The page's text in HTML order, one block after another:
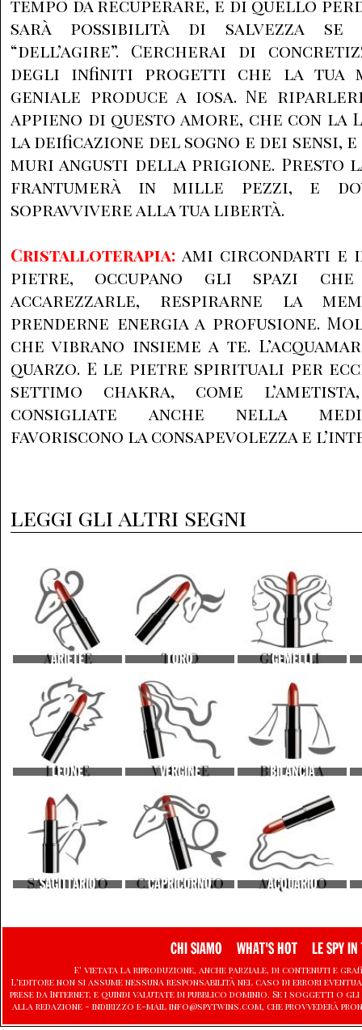
tempo da recuperare, e di quello
sarà possibilità di salvezza se
“dell’agire”. Cercherai di
degli infiniti progetti che la tua
geniale produce a iosa. Ne
appieno di questo amore, che con la
la deificazione del sogno e dei sensi,
muri angusti della prigione. Presto
frantumerà in mille pezzi, e
sopravvivere alla tua libertà.
Cristalloterapia: ami circondarti e
pietre, occupano gli spazi
accarezzarle, respirarne la
prenderne energia a profusione.
che vibrano insieme a te.
quarzo. E le pietre spirituali per
settimo chakra, come
consigliate anche nella
favoriscono la consapevolezza e
leggi gli altri segni
ARIETE TORO GEMELLI
LEONE VERGINE BILANCIA
SAGITTARIO CAPRICORNO ACQUARIO
CHI SIAMO WHAT'S HOT LE SPY IN
E' vietata la riproduzione, anche parziale, di contenuti e
L'editore non si assume nessuna responsabilità nel caso di errori
prese da Internet, e quindi valutate di pubblico dominio. Se i soggetti
alla redazione - indirizzo e-mail info@spytwins.com, che provvederà